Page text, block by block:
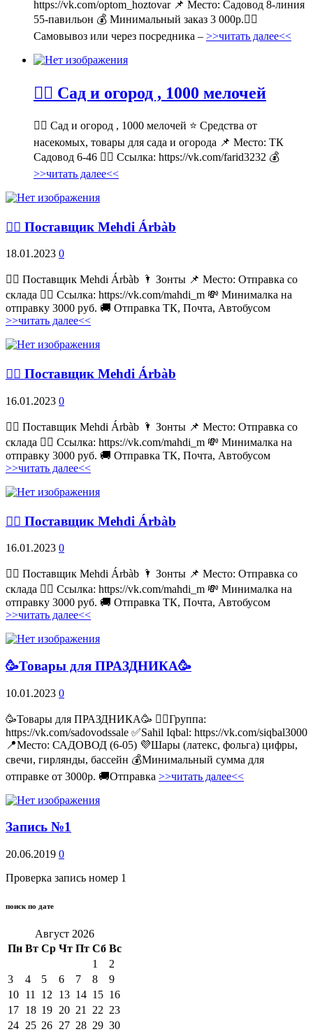
https://vk.com/optom_hoztovar 📌 Место: Садовод 8-линия
55-павильон 💰 Минимальный заказ 3 000р.🚶‍♀
Самовывоз или через посредника – >>читать далее<<
💁‍♂ Сад и огород , 1000 мелочей
💁‍♂ Сад и огород , 1000 мелочей ⭐ Средства от
насекомых, товары для сада и огорода 📌 Место: ТК
Садовод 6-46 👉🏻 Ссылка: https://vk.com/farid3232 💰
>>читать далее<<
💁‍♂ Поставщик Mehdi Árbàb
18.01.2023 0
💁‍♂ Поставщик Mehdi Árbàb 🌂 Зонты 📌 Место: Отправка со
склада 👉🏻 Ссылка: https://vk.com/mahdi_m 💸 Минималка на
отправку 3000 руб. 🚚 Отправка ТК, Почта, Автобусом
>>читать далее<<
💁‍♂ Поставщик Mehdi Árbàb
16.01.2023 0
💁‍♂ Поставщик Mehdi Árbàb 🌂 Зонты 📌 Место: Отправка со
склада 👉🏻 Ссылка: https://vk.com/mahdi_m 💸 Минималка на
отправку 3000 руб. 🚚 Отправка ТК, Почта, Автобусом
>>читать далее<<
💁‍♂ Поставщик Mehdi Árbàb
16.01.2023 0
💁‍♂ Поставщик Mehdi Árbàb 🌂 Зонты 📌 Место: Отправка со
склада 👉🏻 Ссылка: https://vk.com/mahdi_m 💸 Минималка на
отправку 3000 руб. 🚚 Отправка ТК, Почта, Автобусом
>>читать далее<<
🥳Товары для ПРАЗДНИКА🥳
10.01.2023 0
🥳Товары для ПРАЗДНИКА🥳 👉🏻Группа:
https://vk.com/sadovodssale ✅Sahil Iqbal: https://vk.com/siqbal3000
📍Место: САДОВОД (6-05) 💜Шары (латекс, фольга) цифры,
свечи, гирлянды, бассейн 💰Минимальный сумма для
отправке от 3000р. 🚚Отправка >>читать далее<<
Запись №1
20.06.2019 0
Проверка запись номер 1
поиск по дате
Август 2026
Пн Вт Ср Чт Пт Сб Вс
1
2
3
4 5 6 7 8
9
10 11 12 13 14 15 16
17 18 19 20 21 22 23
24 25 26 27 28 29 30